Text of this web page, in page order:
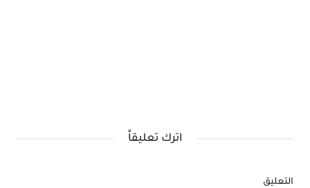
اترك تعليقاً
التعليق